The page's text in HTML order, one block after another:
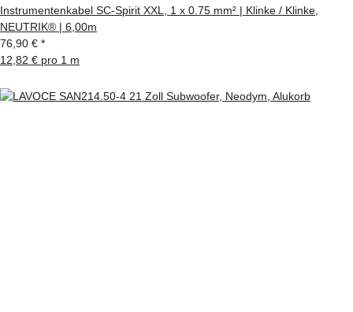
Instrumentenkabel SC-Spirit XXL, 1 x 0.75 mm² | Klinke / Klinke,
NEUTRIK® | 6,00m
76,90 € *
12,82 € pro 1 m